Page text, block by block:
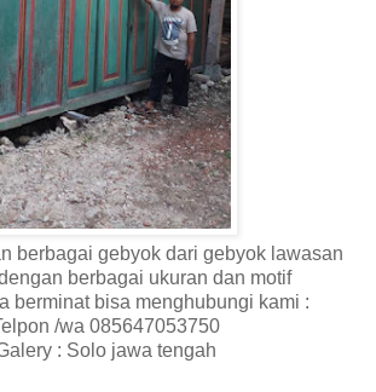
berbagai gebyok dari gebyok lawasan
berbagai ukuran dan motif
berminat bisa menghubungi kami :
/wa 085647053750
: Solo jawa tengah